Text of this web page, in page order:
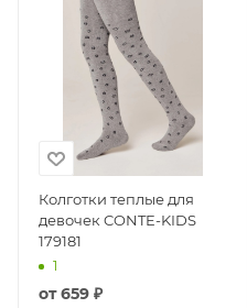
Колготки теплые для
девочек CONTE-KIDS
179181
1
от659 ₽